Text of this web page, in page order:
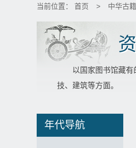
当前位置： 首页 > 中华古
以国家图书馆藏
技、建筑等方面。
年代导航